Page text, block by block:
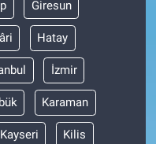
Giresun
Hatay
İzmir
Karaman
Kayseri Kilis